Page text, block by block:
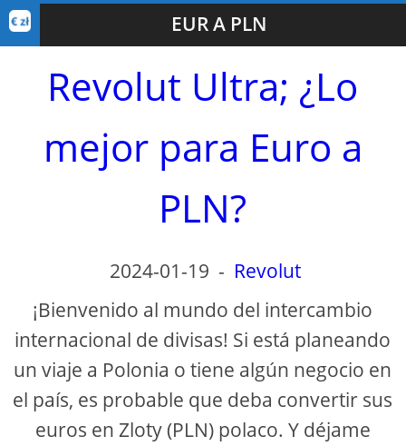
EUR A PLN
Revolut Ultra; ¿Lo
mejor para Euro a
PLN?
2024-01-19 - Revolut
¡Bienvenido al mundo del intercambio
internacional de divisas! Si está planeando
un viaje a Polonia o tiene algún negocio en
el país, es probable que deba convertir sus
euros en Zloty (PLN) polaco. Y déjame